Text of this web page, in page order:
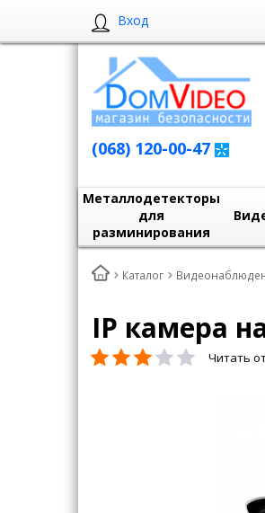
Вход
(068) 120-00-47
Металлодетекторы
для
разминирования
Каталог
IP камера
Читать